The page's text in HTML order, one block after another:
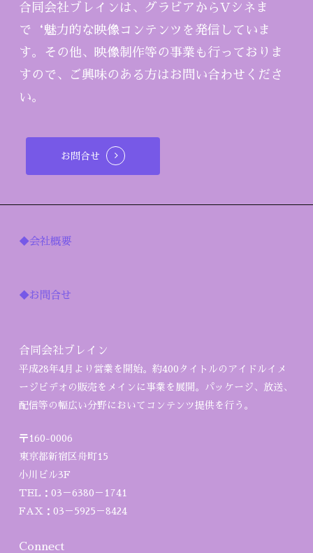
合同会社ブレインは、グラビアからVシネま
で‘魅力的な映像コンテンツを発信していま
す。その他、映像制作等の事業も行っておりま
すので、ご興味のある方はお問い合わせくださ
い。
お問合せ
◆会社概要
◆お問合せ
合同会社ブレイン
平成28年4月より営業を開始。約400タイトルのアイドルイメ
ージビデオの販売をメインに事業を展開。パッケージ、放送、
配信等の幅広い分野においてコンテンツ提供を行う。
〒160-0006
東京都新宿区舟町15
小川ビル3F
TEL：03－6380－1741
FAX：03－5925－8424
Connect